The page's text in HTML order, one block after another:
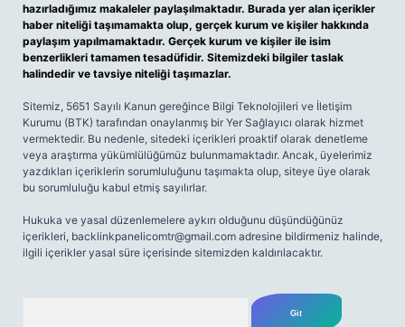
hazırladığımız makaleler paylaşılmaktadır. Burada yer alan içerikler
haber niteliği taşımamakta olup, gerçek kurum ve kişiler hakkında
paylaşım yapılmamaktadır. Gerçek kurum ve kişiler ile isim
benzerlikleri tamamen tesadüfidir. Sitemizdeki bilgiler taslak
halindedir ve tavsiye niteliği taşımazlar.
Sitemiz, 5651 Sayılı Kanun gereğince Bilgi Teknolojileri ve İletişim
Kurumu (BTK) tarafından onaylanmış bir Yer Sağlayıcı olarak hizmet
vermektedir. Bu nedenle, sitedeki içerikleri proaktif olarak denetleme
veya araştırma yükümlülüğümüz bulunmamaktadır. Ancak, üyelerimiz
yazdıkları içeriklerin sorumluluğunu taşımakta olup, siteye üye olarak
bu sorumluluğu kabul etmiş sayılırlar.
Hukuka ve yasal düzenlemelere aykırı olduğunu düşündüğünüz
içerikleri, backlinkpanelicomtr@gmail.com adresine bildirmeniz halinde,
ilgili içerikler yasal süre içerisinde sitemizden kaldırılacaktır.